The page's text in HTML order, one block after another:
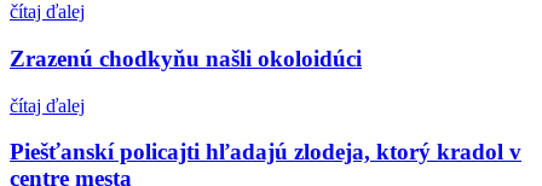
čítaj ďalej
Zrazenú chodkyňu našli okoloidúci
čítaj ďalej
Piešťanskí policajti hľadajú zlodeja, ktorý kradol v
centre mesta